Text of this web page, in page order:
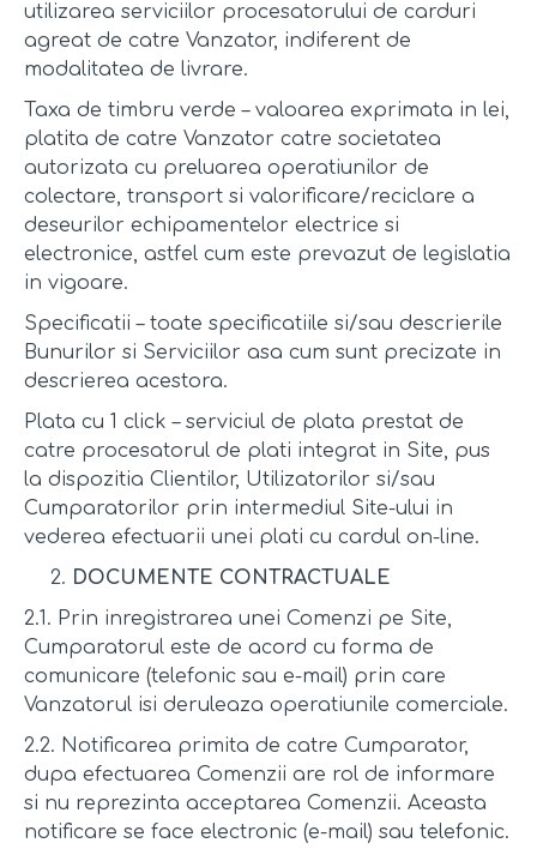
utilizarea serviciilor procesatorului de carduri
agreat de catre Vanzator, indiferent de
modalitatea de livrare.
Taxa de timbru verde – valoarea exprimata in lei,
platita de catre Vanzator catre societatea
autorizata cu preluarea operatiunilor de
colectare, transport si valorificare/reciclare a
deseurilor echipamentelor electrice si
electronice, astfel cum este prevazut de legislatia
in vigoare.
Specificatii – toate specificatiile si/sau descrierile
Bunurilor si Serviciilor asa cum sunt precizate in
descrierea acestora.
Plata cu 1 click – serviciul de plata prestat de
catre procesatorul de plati integrat in Site, pus
la dispozitia Clientilor, Utilizatorilor si/sau
Cumparatorilor prin intermediul Site-ului in
vederea efectuarii unei plati cu cardul on-line.
DOCUMENTE CONTRACTUALE
2.1. Prin inregistrarea unei Comenzi pe Site,
Cumparatorul este de acord cu forma de
comunicare (telefonic sau e-mail) prin care
Vanzatorul isi deruleaza operatiunile comerciale.
2.2. Notificarea primita de catre Cumparator,
dupa efectuarea Comenzii are rol de informare
si nu reprezinta acceptarea Comenzii. Aceasta
notificare se face electronic (e-mail) sau telefonic.